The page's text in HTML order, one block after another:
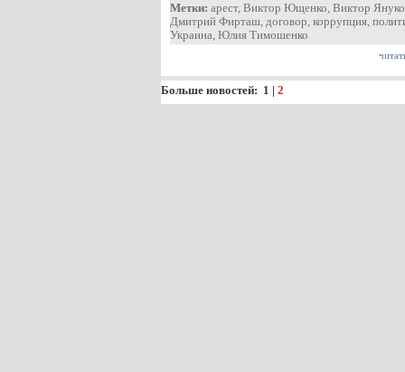
Метки: арест, Виктор Ющенко, Виктор
Дмитрий Фирташ, договор, коррупция,
Украина, Юлия Тимошенко
Больше новостей: 1 | 2